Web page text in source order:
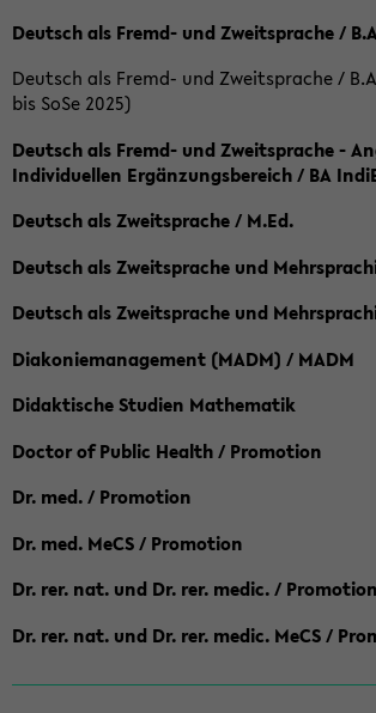
Deutsch als Fremd- und Zweitsprache /
Deutsch als Fremd- und Zweitsprache /
bis SoSe 2025)
Deutsch als Fremd- und Zweitsprache -
Individuellen Ergänzungsbereich / BA
Deutsch als Zweitsprache / M.Ed.
Deutsch als Zweitsprache und
Deutsch als Zweitsprache und
Diakoniemanagement (MADM) / MADM
Didaktische Studien Mathematik
Doctor of Public Health / Promotion
Dr. med. / Promotion
Dr. med. MeCS / Promotion
Dr. rer. nat. und Dr. rer. medic. / Promotion
Dr. rer. nat. und Dr. rer. medic. MeCS /